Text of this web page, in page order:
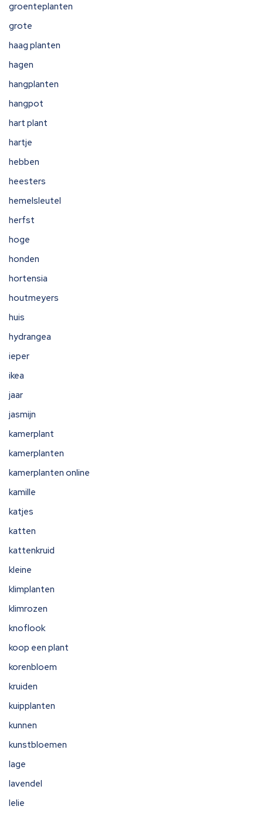
groenteplanten
grote
haag planten
hagen
hangplanten
hangpot
hart plant
hartje
hebben
heesters
hemelsleutel
herfst
hoge
honden
hortensia
houtmeyers
huis
hydrangea
ieper
ikea
jaar
jasmijn
kamerplant
kamerplanten
kamerplanten online
kamille
katjes
katten
kattenkruid
kleine
klimplanten
klimrozen
knoflook
koop een plant
korenbloem
kruiden
kuipplanten
kunnen
kunstbloemen
lage
lavendel
lelie